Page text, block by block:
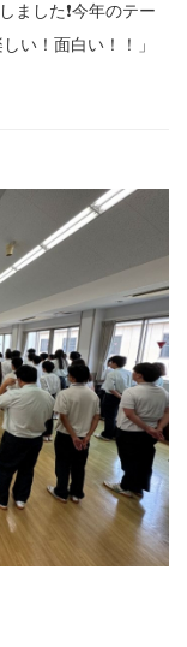
ました❗️今年のテー
い！面白い！！」